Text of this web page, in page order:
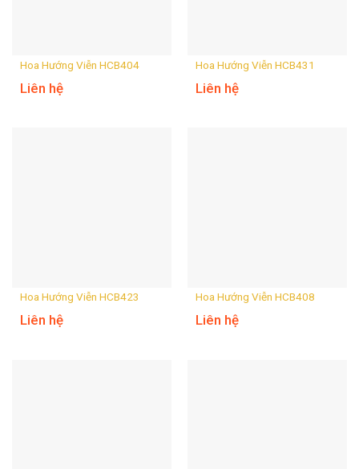
Hoa Hướng Viễn HCB404
Liên hệ
Hoa Hướng Viễn HCB431
Liên hệ
Hoa Hướng Viễn HCB423
Liên hệ
Hoa Hướng Viễn HCB408
Liên hệ